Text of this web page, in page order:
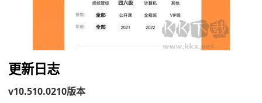
更新日志
v10.510.0210版本